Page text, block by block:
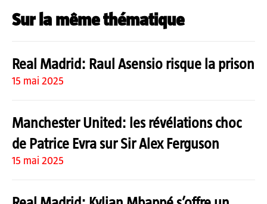
Sur la même thématique
Real Madrid: Raul Asensio risque la prison
15 mai 2025
Manchester United: les révélations choc
de Patrice Evra sur Sir Alex Ferguson
15 mai 2025